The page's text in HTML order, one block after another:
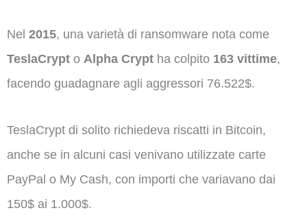
Nel 2015, una varietà di ransomware nota come
TeslaCrypt o Alpha Crypt ha colpito 163 vittime,
facendo guadagnare agli aggressori 76.522$.
TeslaCrypt di solito richiedeva riscatti in Bitcoin,
anche se in alcuni casi venivano utilizzate carte
PayPal o My Cash, con importi che variavano dai
150$ ai 1.000$.